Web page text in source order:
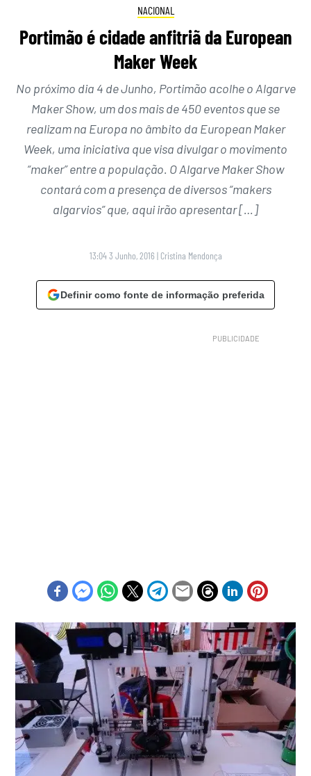
NACIONAL
Portimão é cidade anfitriã da European
Maker Week
No próximo dia 4 de Junho, Portimão acolhe o Algarve
Maker Show, um dos mais de 450 eventos que se
realizam na Europa no âmbito da European Maker
Week, uma iniciativa que visa divulgar o movimento
“maker” entre a população. O Algarve Maker Show
contará com a presença de diversos “makers
algarvios” que, aqui irão apresentar […]
13:04 3 Junho, 2016 | Cristina Mendonça
Definir como fonte de informação preferida